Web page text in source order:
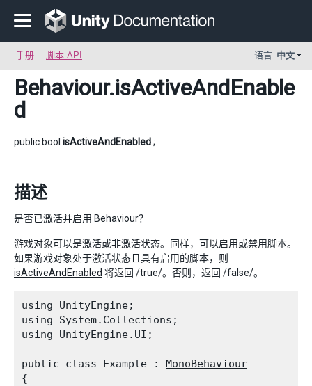
手册 脚本 API 语言: 中文
Behaviour.isActiveAndEnable
d
public bool isActiveAndEnabled;
描述
是否已激活并启用 Behaviour？
游戏对象可以是激活或非激活状态。同样，可以启用或禁用脚本。
如果游戏对象处于激活状态且具有启用的脚本，则
isActiveAndEnabled 将返回 /true/。否则，返回 /false/。
using UnityEngine;
using System.Collections;
using UnityEngine.UI;
public class Example : MonoBehaviour
{